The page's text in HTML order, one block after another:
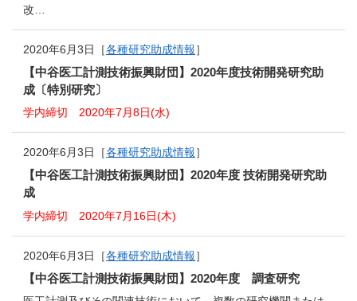
改…
2020年6月3日［各種研究助成情報］
【中谷医工計測技術振興財団】2020年度技術開発研究助
成〔特別研究〕
学内締切 2020年7月8日(水)
2020年6月3日［各種研究助成情報］
【中谷医工計測技術振興財団】2020年度 技術開発研究助
成
学内締切 2020年7月16日(木)
2020年6月3日［各種研究助成情報］
【中谷医工計測技術振興財団】2020年度 調査研究